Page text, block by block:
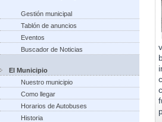
Gestión municipal
Tablón de anuncios
Eventos
Buscador de Noticias
El Municipio
Nuestro municipio
Como llegar
Horarios de Autobuses
Historia